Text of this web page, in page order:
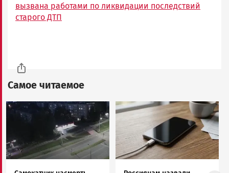
вызвана работами по ликвидации последствий
старого ДТП
Самое читаемое
Image Image